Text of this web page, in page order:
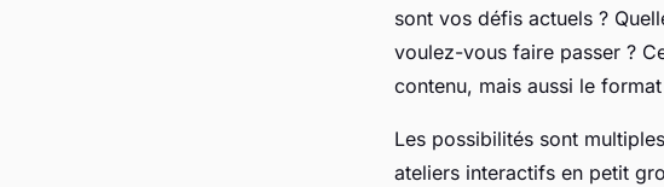
sont vos défis actuels ?
voulez-vous faire passer ?
contenu, mais aussi le
Les possibilités sont
ateliers interactifs en petit